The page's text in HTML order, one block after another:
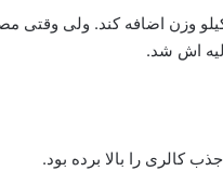
۲۶ ساله، با مصرف یک قرص چاقی بدن توانسته بود ۸ کیلو
کالری را بالا برده بود.